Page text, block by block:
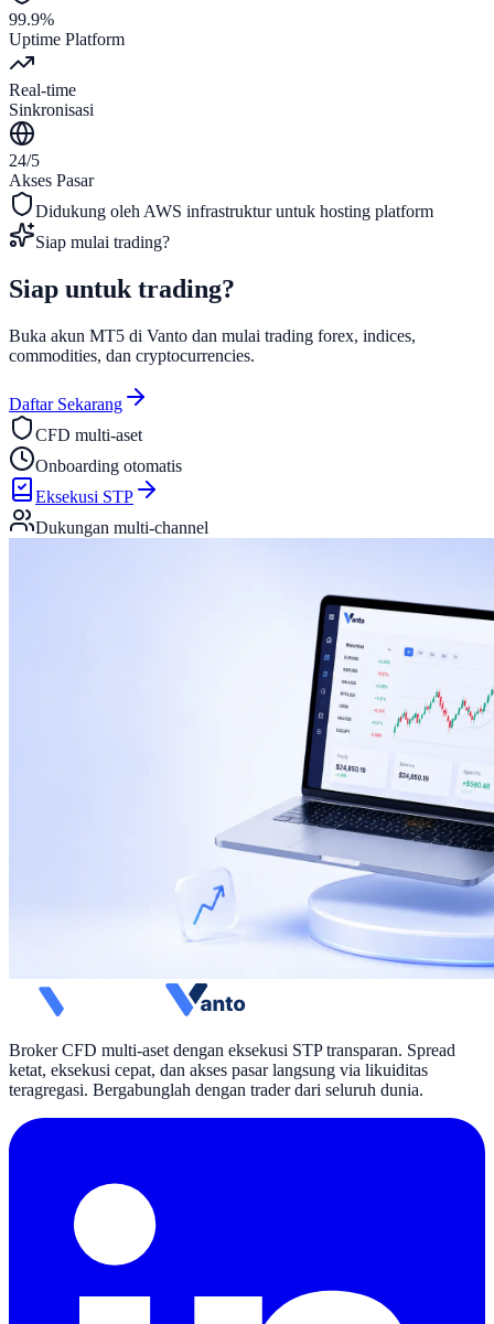
99.9%
Uptime Platform
Real-time
Sinkronisasi
24/5
Akses Pasar
Didukung oleh AWS infrastruktur untuk hosting platform
Siap mulai trading?
Siap untuk trading?
Buka akun MT5 di Vanto dan mulai trading forex, indices,
commodities, dan cryptocurrencies.
Daftar Sekarang
CFD multi-aset
Onboarding otomatis
Eksekusi STP
Dukungan multi-channel
Broker CFD multi-aset dengan eksekusi STP transparan. Spread
ketat, eksekusi cepat, dan akses pasar langsung via likuiditas
teragregasi. Bergabunglah dengan trader dari seluruh dunia.